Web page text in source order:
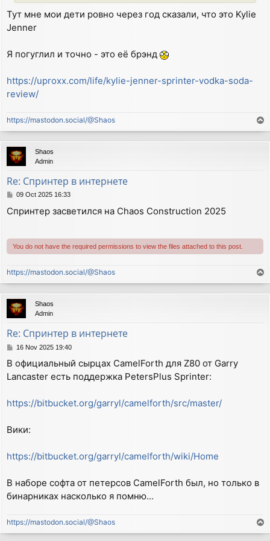
Тут мне мои дети ровно через год сказали, что это Kylie
Jenner
Я погуглил и точно - это её брэнд
https://uproxx.com/life/kylie-jenner-sprinter-vodka-soda-
review/
https://mastodon.social/@Shaos
o
p
Shaos
Admin
Re: Спринтер в интернете
P
s
09 Oct 2025 16:33
Спринтер засветился на Chaos Construction 2025
You do not have the required permissions to view the files attached to this post.
https://mastodon.social/@Shaos
o
p
Shaos
Admin
Re: Спринтер в интернете
P
s
t
16 Nov 2025 19:40
В официальный сырцах CamelForth для Z80 от Garry
Lancaster есть поддержка PetersPlus Sprinter:
https://bitbucket.org/garryl/camelforth/src/master/
Вики:
https://bitbucket.org/garryl/camelforth/wiki/Home
В наборе софта от петерсов CamelForth был, но только в
бинарниках насколько я помню...
https://mastodon.social/@Shaos
o